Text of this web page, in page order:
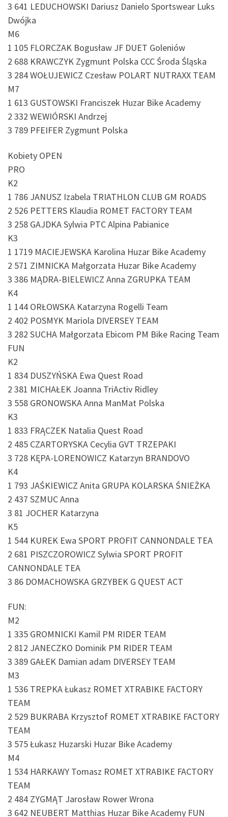
3 641 LEDUCHOWSKI Dariusz Danielo Sportswear Luks
Dwójka
M6
1 105 FLORCZAK Bogusław JF DUET Goleniów
2 688 KRAWCZYK Zygmunt Polska CCC Środa Śląska
3 284 WOŁUJEWICZ Czesław POLART NUTRAXX TEAM
M7
1 613 GUSTOWSKI Franciszek Huzar Bike Academy
2 332 WEWIÓRSKI Andrzej
3 789 PFEIFER Zygmunt Polska
Kobiety OPEN
PRO
K2
1 786 JANUSZ Izabela TRIATHLON CLUB GM ROADS
2 526 PETTERS Klaudia ROMET FACTORY TEAM
3 258 GAJDKA Sylwia PTC Alpina Pabianice
K3
1 1719 MACIEJEWSKA Karolina Huzar Bike Academy
2 571 ZIMNICKA Małgorzata Huzar Bike Academy
3 386 MĄDRA-BIELEWICZ Anna ZGRUPKA TEAM
K4
1 144 ORŁOWSKA Katarzyna Rogelli Team
2 402 POSMYK Mariola DIVERSEY TEAM
3 282 SUCHA Małgorzata Ebicom PM Bike Racing Team
FUN
K2
1 834 DUSZYŃSKA Ewa Quest Road
2 381 MICHAŁEK Joanna TriActiv Ridley
3 558 GRONOWSKA Anna ManMat Polska
K3
1 833 FRĄCZEK Natalia Quest Road
2 485 CZARTORYSKA Cecylia GVT TRZEPAKI
3 728 KĘPA-LORENOWICZ Katarzyn BRANDOVO
K4
1 793 JAŚKIEWICZ Anita GRUPA KOLARSKA ŚNIEŻKA
2 437 SZMUC Anna
3 81 JOCHER Katarzyna
K5
1 544 KUREK Ewa SPORT PROFIT CANNONDALE TEA
2 681 PISZCZOROWICZ Sylwia SPORT PROFIT
CANNONDALE TEA
3 86 DOMACHOWSKA GRZYBEK G QUEST ACT
FUN:
M2
1 335 GROMNICKI Kamil PM RIDER TEAM
2 812 JANECZKO Dominik PM RIDER TEAM
3 389 GAŁEK Damian adam DIVERSEY TEAM
M3
1 536 TREPKA Łukasz ROMET XTRABIKE FACTORY
TEAM
2 529 BUKRABA Krzysztof ROMET XTRABIKE FACTORY
TEAM
3 575 Łukasz Huzarski Huzar Bike Academy
M4
1 534 HARKAWY Tomasz ROMET XTRABIKE FACTORY
TEAM
2 484 ZYGMĄT Jarosław Rower Wrona
3 642 NEUBERT Matthias Huzar Bike Academy FUN